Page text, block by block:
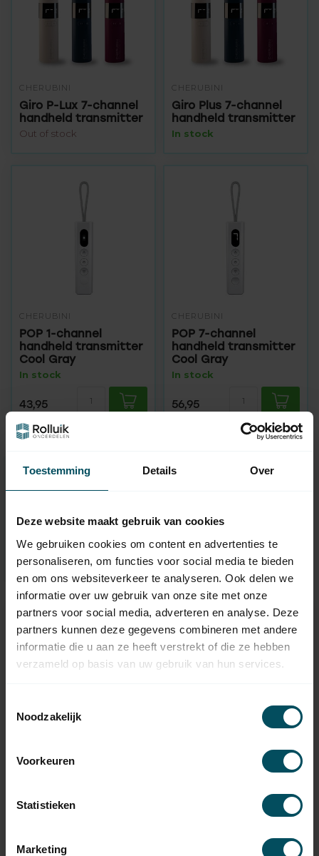
Toestemming Details Over
Deze website maakt gebruik van cookies
We gebruiken cookies om content en advertenties te
personaliseren, om functies voor social media te bieden
en om ons websiteverkeer te analyseren. Ook delen we
informatie over uw gebruik van onze site met onze
partners voor social media, adverteren en analyse. Deze
partners kunnen deze gegevens combineren met andere
informatie die u aan ze heeft verstrekt of die ze hebben
verzameld op basis van uw gebruik van hun services.
Noodzakelijk
Voorkeuren
Statistieken
Marketing
CHERUBINI
Giro P-Lux 7-channel
handheld transmitter
Out of stock
CHERUBINI
Giro Plus 7-channel
handheld transmitter
In stock
CHERUBINI
POP 1-channel
handheld transmitter
Cool Gray
In stock
43,95
CHERUBINI
POP 7-channel
handheld transmitter
Cool Gray
In stock
56,95
Need help making a choice?
We’re happy to help
CHERUBINI
Cool Gray
49,95
POP LUX 7-channel